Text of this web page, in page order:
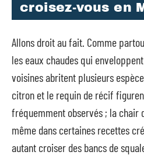
croisez-vous en
Allons droit au fait. Comme
les eaux chaudes qui
voisines abritent plusieurs
citron et le requin de récif
fréquemment observés ; la chair
même dans certaines recettes
autant croiser des bancs de